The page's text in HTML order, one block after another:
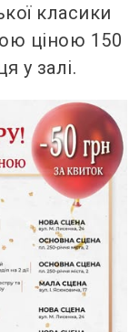
класики
ціною 150
у залі.